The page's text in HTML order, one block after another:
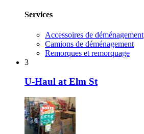
Services
Accessoires de déménagement
Camions de déménagement
Remorques et remorquage
3
U-Haul at Elm St